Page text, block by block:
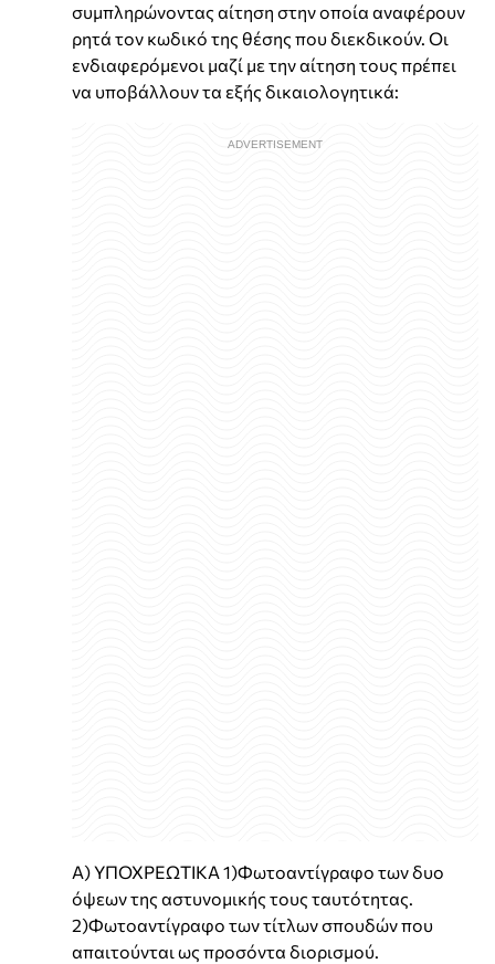
συμπληρώνοντας αίτηση στην οποία αναφέρουν
ρητά τον κωδικό της θέσης που διεκδικούν. Οι
ενδιαφερόμενοι μαζί με την αίτηση τους πρέπει
να υποβάλλουν τα εξής δικαιολογητικά:
Α) ΥΠΟΧΡΕΩΤΙΚΑ 1)Φωτοαντίγραφο των δυο
όψεων της αστυνομικής τους ταυτότητας.
2)Φωτοαντίγραφο των τίτλων σπουδών που
απαιτούνται ως προσόντα διορισμού.